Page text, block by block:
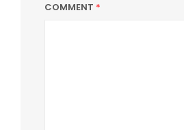
COMMENT *